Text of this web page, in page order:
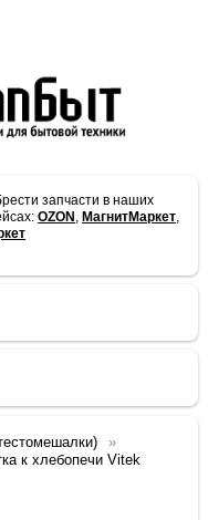
запчасти в наших
OZON , МагнитМаркет,
к хлебопечи Vitek